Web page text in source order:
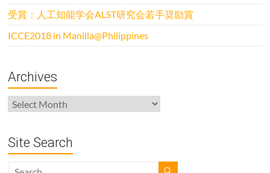
受賞：人工知能学会ALST研究会若手奨励賞
ICCE2018 in Manilla@Philippines
Archives
Archives
Site Search